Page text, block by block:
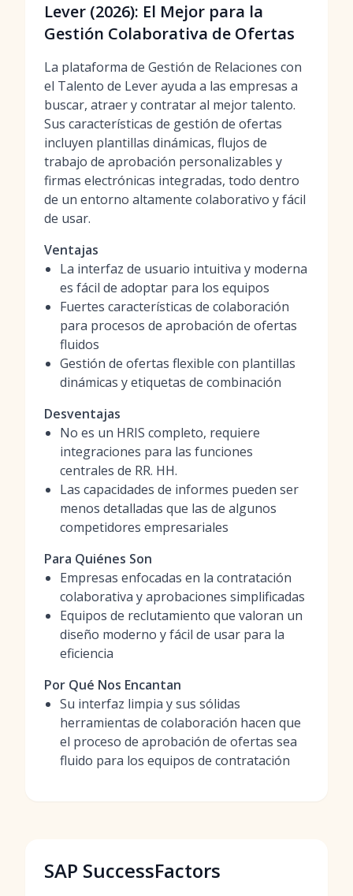
Lever (2026): El Mejor para la
Gestión Colaborativa de Ofertas
La plataforma de Gestión de Relaciones con
el Talento de Lever ayuda a las empresas a
buscar, atraer y contratar al mejor talento.
Sus características de gestión de ofertas
incluyen plantillas dinámicas, flujos de
trabajo de aprobación personalizables y
firmas electrónicas integradas, todo dentro
de un entorno altamente colaborativo y fácil
de usar.
Ventajas
La interfaz de usuario intuitiva y moderna
es fácil de adoptar para los equipos
Fuertes características de colaboración
para procesos de aprobación de ofertas
fluidos
Gestión de ofertas flexible con plantillas
dinámicas y etiquetas de combinación
Desventajas
No es un HRIS completo, requiere
integraciones para las funciones
centrales de RR. HH.
Las capacidades de informes pueden ser
menos detalladas que las de algunos
competidores empresariales
Para Quiénes Son
Empresas enfocadas en la contratación
colaborativa y aprobaciones simplificadas
Equipos de reclutamiento que valoran un
diseño moderno y fácil de usar para la
eficiencia
Por Qué Nos Encantan
Su interfaz limpia y sus sólidas
herramientas de colaboración hacen que
el proceso de aprobación de ofertas sea
fluido para los equipos de contratación
SAP SuccessFactors